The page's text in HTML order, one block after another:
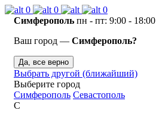
0 0
0
Симферополь пн - пт: 9:00 - 18:00
Ваш город — Симферополь?
Да, все верно
Выбрать другой (ближайший)
Выберите город
Симферополь Севастополь
С